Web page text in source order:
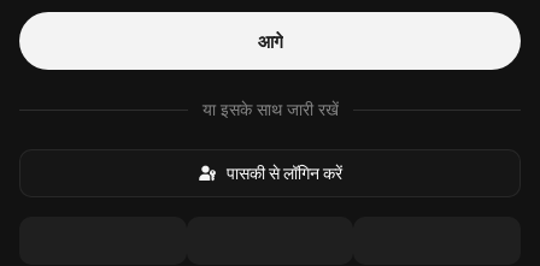
आगे
या इसके साथ जारी रखें
पासकी से लॉगिन करें